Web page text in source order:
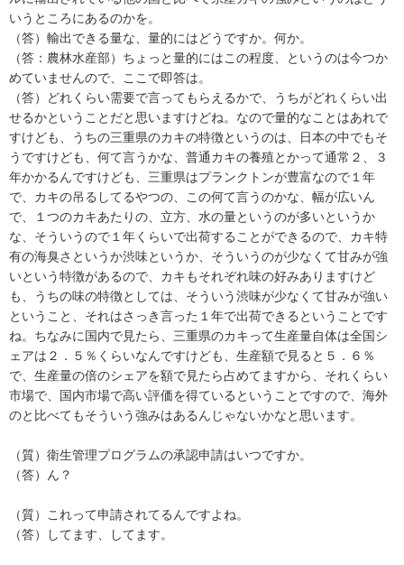
いうところにあるのかを。
（答）輸出できる量な、量的にはどうですか。何か。
（答：農林水産部）ちょっと量的にはこの程度、というのは今つか
めていませんので、ここで即答は。
（答）どれくらい需要で言ってもらえるかで、うちがどれくらい出
せるかということだと思いますけどね。なので量的なことはあれで
すけども、うちの三重県のカキの特徴というのは、日本の中でもそ
うですけども、何て言うかな、普通カキの養殖とかって通常２、３
年かかるんですけども、三重県はプランクトンが豊富なので１年
で、カキの吊るしてるやつの、この何て言うのかな、幅が広いん
で、１つのカキあたりの、立方、水の量というのが多いというか
な、そういうので１年くらいで出荷することができるので、カキ特
有の海臭さというか渋味というか、そういうのが少なくて甘みが強
いという特徴があるので、カキもそれぞれ味の好みありますけど
も、うちの味の特徴としては、そういう渋味が少なくて甘みが強い
ということ、それはさっき言った１年で出荷できるということです
ね。ちなみに国内で見たら、三重県のカキって生産量自体は全国シ
ェアは２．５％くらいなんですけども、生産額で見ると５．６％
で、生産量の倍のシェアを額で見たら占めてますから、それくらい
市場で、国内市場で高い評価を得ているということですので、海外
のと比べてもそういう強みはあるんじゃないかなと思います。
（質）衛生管理プログラムの承認申請はいつですか。
（答）ん？
（質）これって申請されてるんですよね。
（答）してます、してます。